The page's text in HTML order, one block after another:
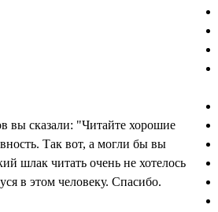
вы сказали: "Читайте хорошие
Так вот, а могли бы вы
шлак читать очень не хотелось
в этом человеку. Спасибо.